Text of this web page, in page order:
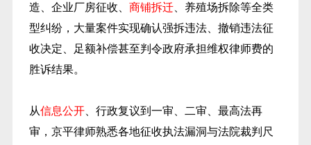
造、企业厂房征收、 商铺拆迁、养殖场拆除等全类
型纠纷，大量案件实现确认强拆违法、撤销违法征
收决定、足额补偿甚至判令政府承担维权律师费的
胜诉结果。
从信息公开、行政复议到一审、二审、最高法再
审，京平律师熟悉各地征收执法漏洞与法院裁判尺